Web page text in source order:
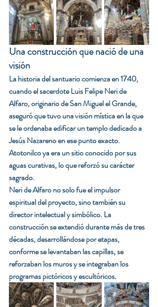
Una construcción que nació de una
visión
La historia del santuario comienza en 1740,
cuando el sacerdote Luis Felipe Neri de
Alfaro, originario de San Miguel el Grande,
aseguró que tuvo una visión mística en la que
se le ordenaba edificar un templo dedicado a
Jesús Nazareno en ese punto exacto.
Atotonilco ya era un sitio conocido por sus
aguas curativas, lo que reforzó su carácter
sagrado.
Neri de Alfaro no solo fue el impulsor
espiritual del proyecto, sino también su
director intelectual y simbólico. La
construcción se extendió durante más de tres
décadas, desarrollándose por etapas,
conforme se levantaban las capillas, se
reforzaban los muros y se integraban los
programas pictóricos y escultóricos.